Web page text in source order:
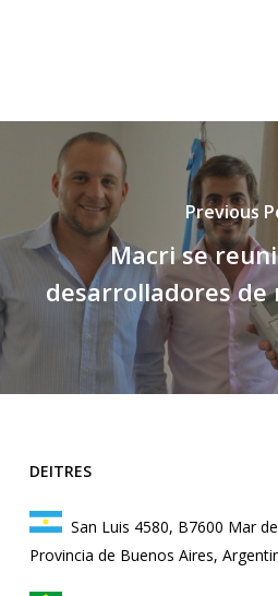
Previous
Macri se
desarrolladores de
DEITRES
San Luis 4580, B7600 Mar
Provincia de Buenos Aires,